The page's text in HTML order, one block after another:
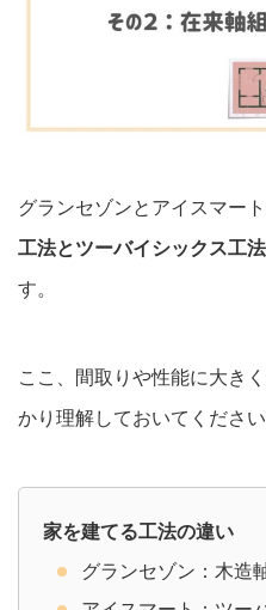
グランセゾンとアイスマー
工法とツーバイシックス工
す。
ここ、間取りや性能に大き
かり理解しておいてください
家を建てる工法の違い
グランセゾン：木造